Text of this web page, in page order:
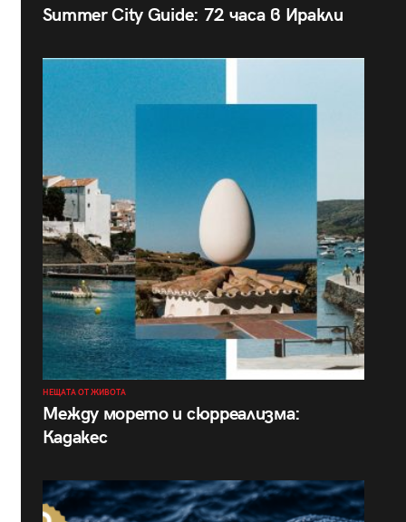
Summer City Guide: 72 часа в Иракли
НЕЩАТА ОТ ЖИВОТА
Между морето и сюрреализма:
Кадакес